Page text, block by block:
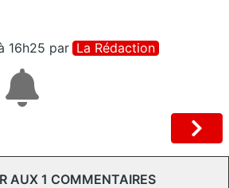
16h25 par La Rédaction
AUX 1 COMMENTAIRES